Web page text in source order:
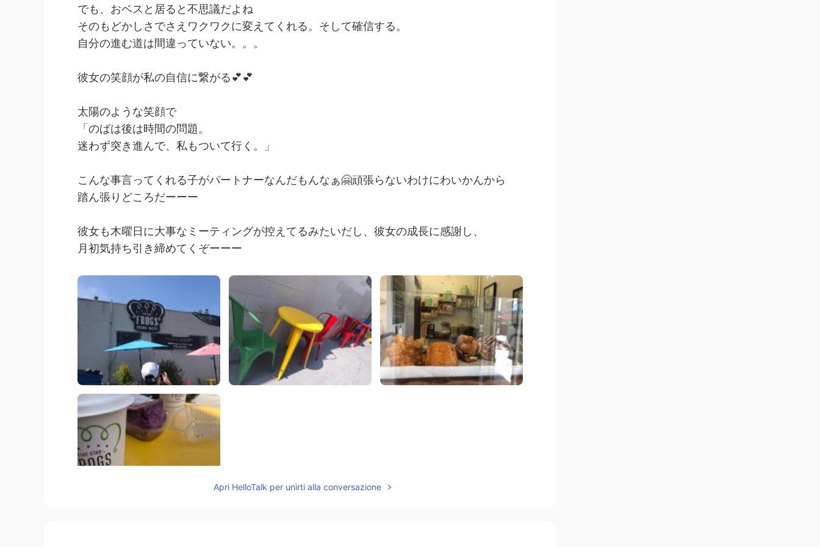
でも、おベスと居ると不思議だよね
そのもどかしさでさえワクワクに変えてくれる。そして確信する。
自分の進む道は間違っていない。。。
彼女の笑顔が私の自信に繋がる💕💕
太陽のような笑顔で
「のばは後は時間の問題。
迷わず突き進んで、私もついて行く。」
こんな事言ってくれる子がパートナーなんだもんなぁ🤗頑張らないわけにわいかんから
踏ん張りどころだーーー
彼女も木曜日に大事なミーティングが控えてるみたいだし、彼女の成長に感謝し、
月初気持ち引き締めてくぞーーー
Apri HelloTalk per unirti alla conversazione